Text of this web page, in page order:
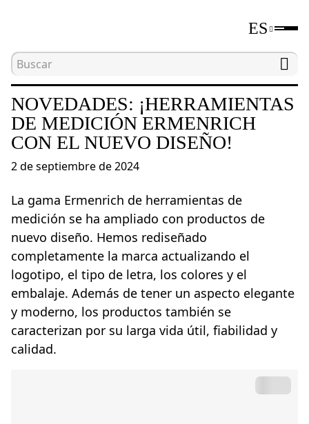
ES
Inicio Novedades: ¡herramientas de
NOVEDADES: ¡HERRAMIENTAS
DE MEDICIÓN ERMENRICH
CON EL NUEVO DISEÑO!
2 de septiembre de 2024
La gama Ermenrich de herramientas de
medición se ha ampliado con productos de
nuevo diseño. Hemos rediseñado
completamente la marca actualizando el
logotipo, el tipo de letra, los colores y el
embalaje. Además de tener un aspecto elegante
y moderno, los productos también se
caracterizan por su larga vida útil, fiabilidad y
calidad.